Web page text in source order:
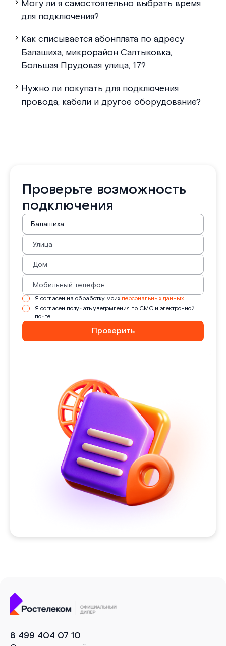
Могу ли я самостоятельно выбрать время
для подключения?
Как списывается абонплата по адресу
Балашиха, микрорайон Салтыковка,
Большая Прудовая улица, 17?
Нужно ли покупать для подключения
провода, кабели и другое оборудование?
Проверьте возможность
подключения
Я согласен на обработку моих персональных данных
Я согласен получать уведомления по СМС и электронной
почте
Проверить
8 499 404 07 10